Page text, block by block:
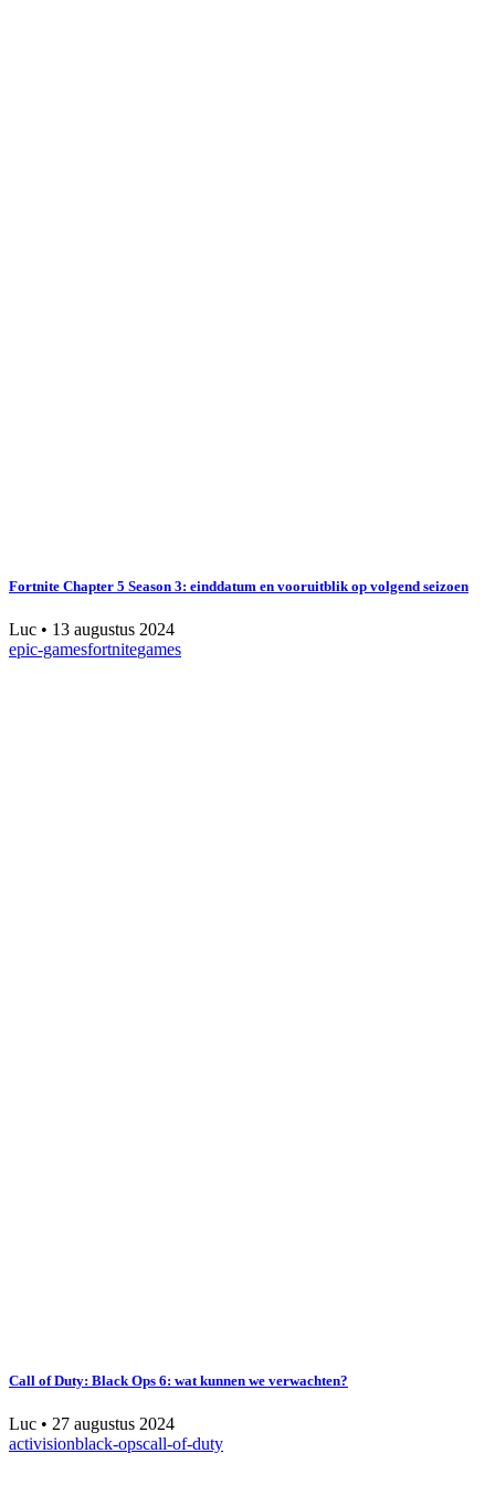
Fortnite Chapter 5 Season 3: einddatum en vooruitblik op volgend seizoen
Luc • 13 augustus 2024
epic-gamesfortnitegames
Call of Duty: Black Ops 6: wat kunnen we verwachten?
Luc • 27 augustus 2024
activisionblack-opscall-of-duty